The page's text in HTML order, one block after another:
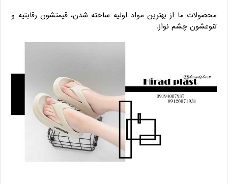
محصولات ما از بهترین مواد اولیه ساخته شدن، قیمتشون رقابتیه و
تنوعشون چشم‌ نواز.